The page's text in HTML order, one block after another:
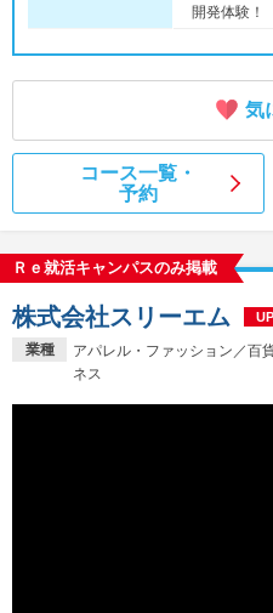
開発体験！
気
コース一覧・
予約
Ｒｅ就活キャンパスのみ掲載
業種
アパレル・ファッション／百
ネス
株式会社スリーエム